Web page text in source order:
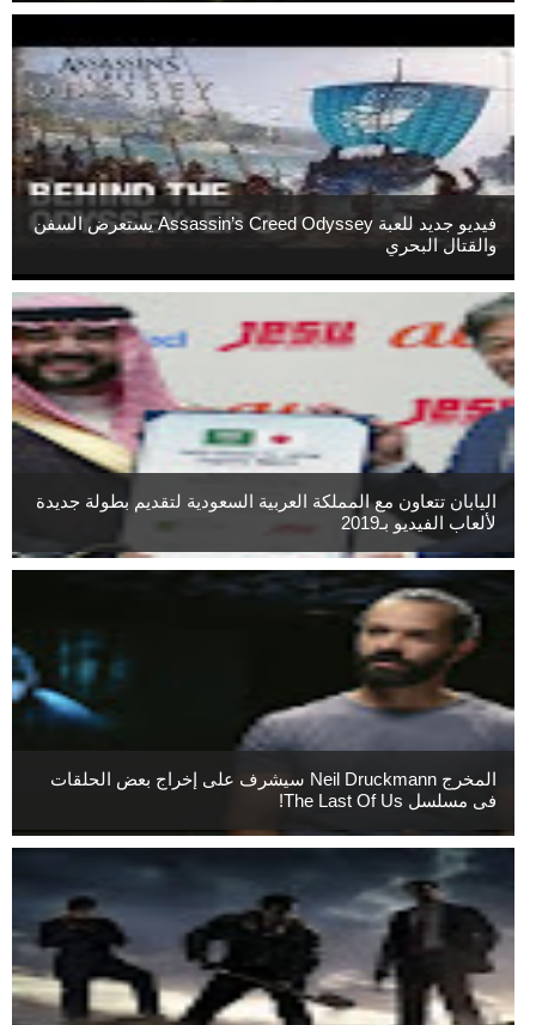
فيديو جديد للعبة Assassin’s Creed Odyssey يستعرض السفن
والقتال البحري
اليابان تتعاون مع المملكة العربية السعودية لتقديم بطولة جديدة
لألعاب الفيديو بـ2019
المخرج Neil Druckmann سيشرف على إخراج بعض الحلقات
فى مسلسل The Last Of Us!